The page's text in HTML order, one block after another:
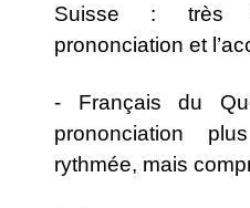
Suisse : très
prononciation et
- Français du
prononciation
rythmée, mais